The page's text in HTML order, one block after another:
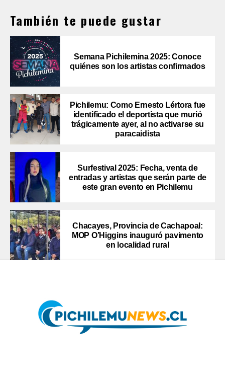
También te puede gustar
Semana Pichilemina 2025: Conoce
quiénes son los artistas confirmados
Pichilemu: Como Ernesto Lértora fue
identificado el deportista que murió
trágicamente ayer, al no activarse su
paracaidista
Surfestival 2025: Fecha, venta de
entradas y artistas que serán parte de
este gran evento en Pichilemu
Chacayes, Provincia de Cachapoal:
MOP O’Higgins inauguró pavimento
en localidad rural